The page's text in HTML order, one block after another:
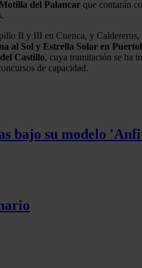
del Palancar que contarán
II y III en Cuenca, y Caldereros,
al Sol y Estrella Solar en
Castillo, cuya tramitación se ha
de capacidad.
bajo su modelo